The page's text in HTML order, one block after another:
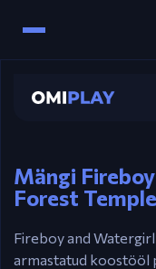
Fireboy
Fireboy:
Mängi
Forest
Fireboy and
armastatud koostööl